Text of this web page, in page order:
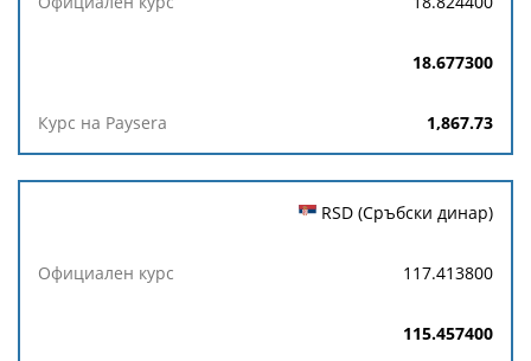
18.677300
1,867.73
RSD (Сръбски динар)
117.413800
115.457400